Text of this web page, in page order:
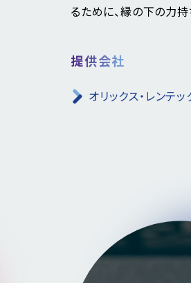
るために、縁の下の力
提供会社
オリックス・レンテッ